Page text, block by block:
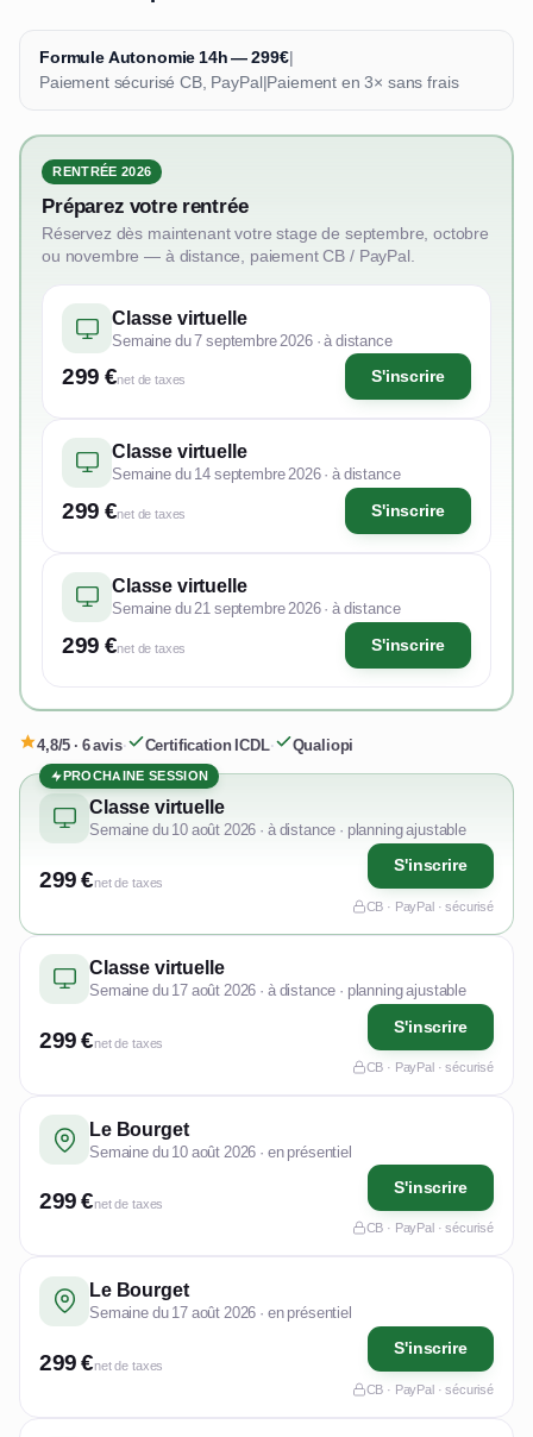
Formule Autonomie 14h — 299€|
Paiement sécurisé CB, PayPal|Paiement en 3× sans frais
RENTRÉE 2026
Préparez votre rentrée
Réservez dès maintenant votre stage de septembre, octobre
ou novembre — à distance, paiement CB / PayPal.
Classe virtuelle
Semaine du 7 septembre 2026 · à distance
299 €net de taxes S'inscrire
Classe virtuelle
Semaine du 14 septembre 2026 · à distance
299 €net de taxes S'inscrire
Classe virtuelle
Semaine du 21 septembre 2026 · à distance
299 €net de taxes S'inscrire
4,8/5 · 6 avis· Certification ICDL· Qualiopi
PROCHAINE SESSION
Classe virtuelle
Semaine du 10 août 2026 · à distance · planning ajustable
299 €net de taxes
S'inscrire
CB · PayPal · sécurisé
Classe virtuelle
Semaine du 17 août 2026 · à distance · planning ajustable
299 €net de taxes
S'inscrire
CB · PayPal · sécurisé
Le Bourget
Semaine du 10 août 2026 · en présentiel
299 €net de taxes
S'inscrire
CB · PayPal · sécurisé
Le Bourget
Semaine du 17 août 2026 · en présentiel
299 €net de taxes
S'inscrire
CB · PayPal · sécurisé